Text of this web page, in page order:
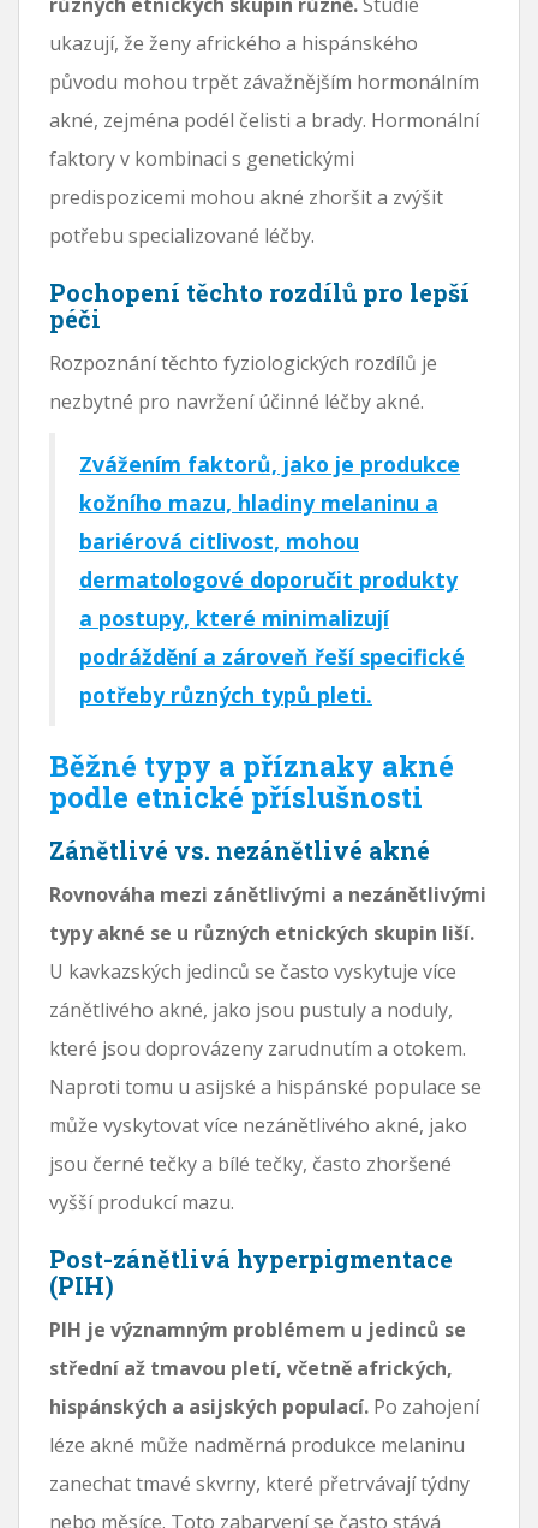
ukazují, že ženy afrického a hispánského
původu mohou trpět závažnějším hormonálním
akné, zejména podél čelisti a brady. Hormonální
faktory v kombinaci s genetickými
predispozicemi mohou akné zhoršit a zvýšit
potřebu specializované léčby.
Pochopení těchto rozdílů pro lepší
péči
Rozpoznání těchto fyziologických rozdílů je
nezbytné pro navržení účinné léčby akné.
Zvážením faktorů, jako je produkce
kožního mazu, hladiny melaninu a
bariérová citlivost, mohou
dermatologové doporučit produkty
a postupy, které minimalizují
podráždění a zároveň řeší specifické
potřeby různých typů pleti.
Běžné typy a příznaky akné
podle etnické příslušnosti
Zánětlivé vs. nezánětlivé akné
Rovnováha mezi zánětlivými a nezánětlivými
typy akné se u různých etnických skupin liší.
U kavkazských jedinců se často vyskytuje více
zánětlivého akné, jako jsou pustuly a noduly,
které jsou doprovázeny zarudnutím a otokem.
Naproti tomu u asijské a hispánské populace se
může vyskytovat více nezánětlivého akné, jako
jsou černé tečky a bílé tečky, často zhoršené
vyšší produkcí mazu.
Post-zánětlivá hyperpigmentace
(PIH)
PIH je významným problémem u jedinců se
střední až tmavou pletí, včetně afrických,
hispánských a asijských populací. Po zahojení
léze akné může nadměrná produkce melaninu
zanechat tmavé skvrny, které přetrvávají týdny
nebo měsíce. Toto zabarvení se často stává